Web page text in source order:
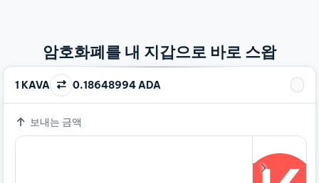
암호화폐를 내 지갑으로 바로 스왑
1 KAVA 0.18648994 ADA
보내는 금액